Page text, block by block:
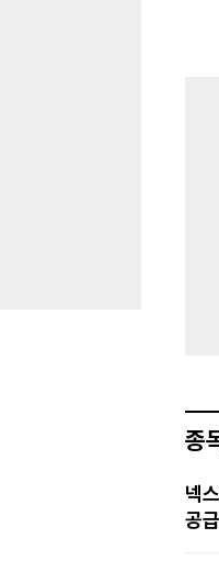
종
넥
공